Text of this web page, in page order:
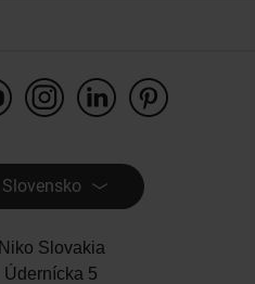
Slovensko
Niko Slovakia
Údernícka 5